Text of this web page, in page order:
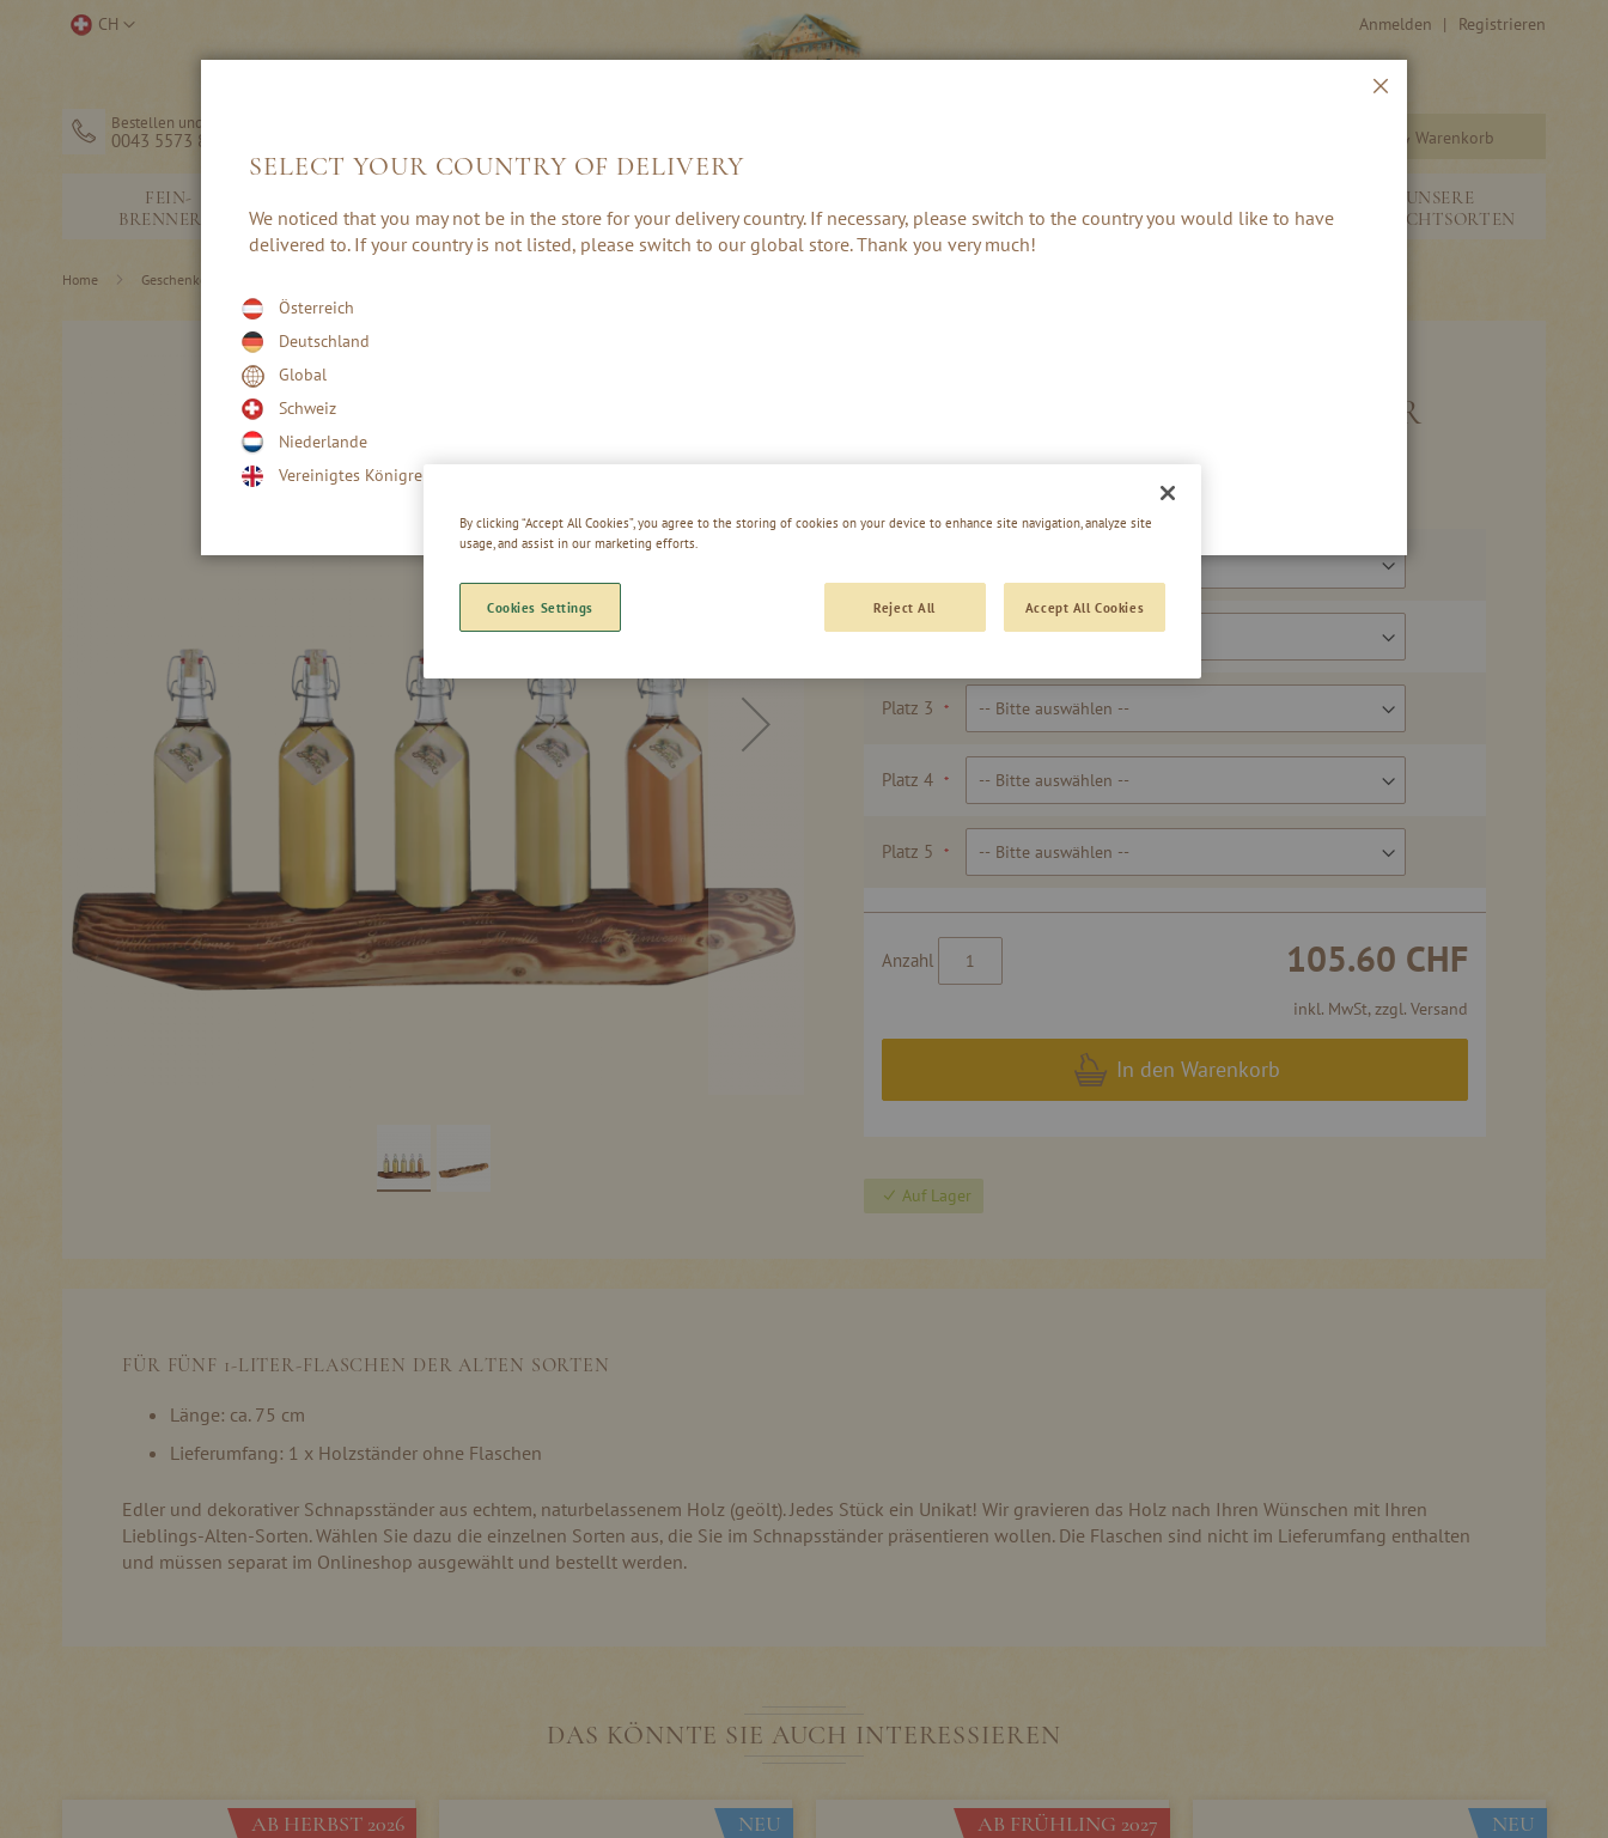
Direkt
Anmelden Registrieren
Store CH
Bestellen und Hilfe
0043 5573 82203 Warenkorb
FEIN-
BRENNEREI
EDELBRÄNDE
CREAMS
& PUNSCH
ZUBEHÖR
SAISONALES
UNSERE
FRUCHTSORTEN
Home Geschenke & Zubehör
HOLZSTÄNDER RUSTIKAL 5ER
Platz 2
Platz 3
Platz 4
Platz 5
105.60 CHF
Anzahl
inkl. MwSt, zzgl. Versand
In den Warenkorb
Auf Lager
FÜR FÜNF 1-LITER-FLASCHEN DER ALTEN SORTEN
Länge: ca. 75 cm
Lieferumfang: 1 x Holzständer ohne Flaschen
Edler und dekorativer Schnapsständer aus echtem, naturbelassenem Holz (geölt). Jedes Stück ein Unikat! Wir gravieren das Holz nach Ihren Wünschen mit Ihren
Lieblings-Alten-Sorten. Wählen Sie dazu die einzelnen Sorten aus, die Sie im Schnapsständer präsentieren wollen. Die Flaschen sind nicht im Lieferumfang enthalten
und müssen separat im Onlineshop ausgewählt und bestellt werden.
DAS KÖNNTE SIE AUCH INTERESSIEREN
AB HERBST 2026 NEU AB FRÜHLING 2027 NEU
By clicking “Accept All Cookies”, you agree to the storing of cookies on your device to enhance site navigation, analyze site
usage, and assist in our marketing efforts.
Cookies Settings Reject All Accept All Cookies
SELECT YOUR COUNTRY OF DELIVERY
We noticed that you may not be in the store for your delivery country. If necessary, please switch to the country you would like to have
delivered to. If your country is not listed, please switch to our global store. Thank you very much!
Österreich
Deutschland
Global
Schweiz
Niederlande
Vereinigtes Königreich